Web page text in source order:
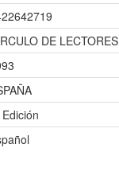
DE LECTORES
Edición